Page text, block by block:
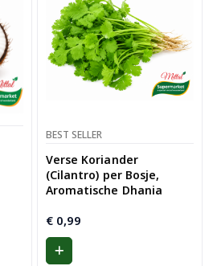
BEST SELLER
Verse Koriander
(Cilantro) per Bosje,
Aromatische Dhania
€0,99